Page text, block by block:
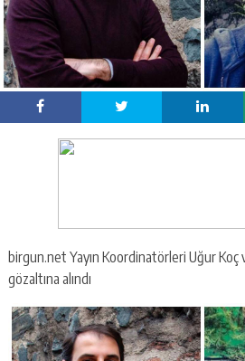
birgun.net Yayın Koordinatörleri Uğur
gözaltına alındı